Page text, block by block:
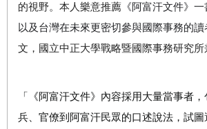
的視野。本人樂意推薦 《阿富汗文件》
以及台灣在未來更密切參與國際事務的讀
文，國立中正大學戰略暨國際事務研究所
「《阿富汗文件》內容採用大量當事者
兵、官僚到阿富汗民眾的口述說法，試